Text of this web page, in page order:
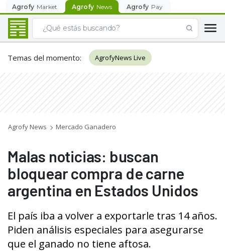
Agrofy Market Agrofy News Agrofy Pay
Temas del momento: AgrofyNews Live
Agrofy News Mercado Ganadero
Malas noticias: buscan
bloquear compra de carne
argentina en Estados Unidos
El país iba a volver a exportarle tras 14 años.
Piden análisis especiales para asegurarse
que el ganado no tiene aftosa.